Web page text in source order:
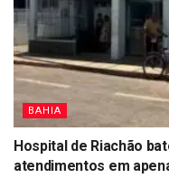
BAHIA
Hospital de Riachão
atendimentos em